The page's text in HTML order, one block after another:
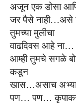
अजून एक डोसा
जरपैसे नाही…असे
तुमच्या मुलीचा
वाढदिवस आहे ना…
आम्हीतुमचे सगळे
कडून
खास…असाच
पण… पण…